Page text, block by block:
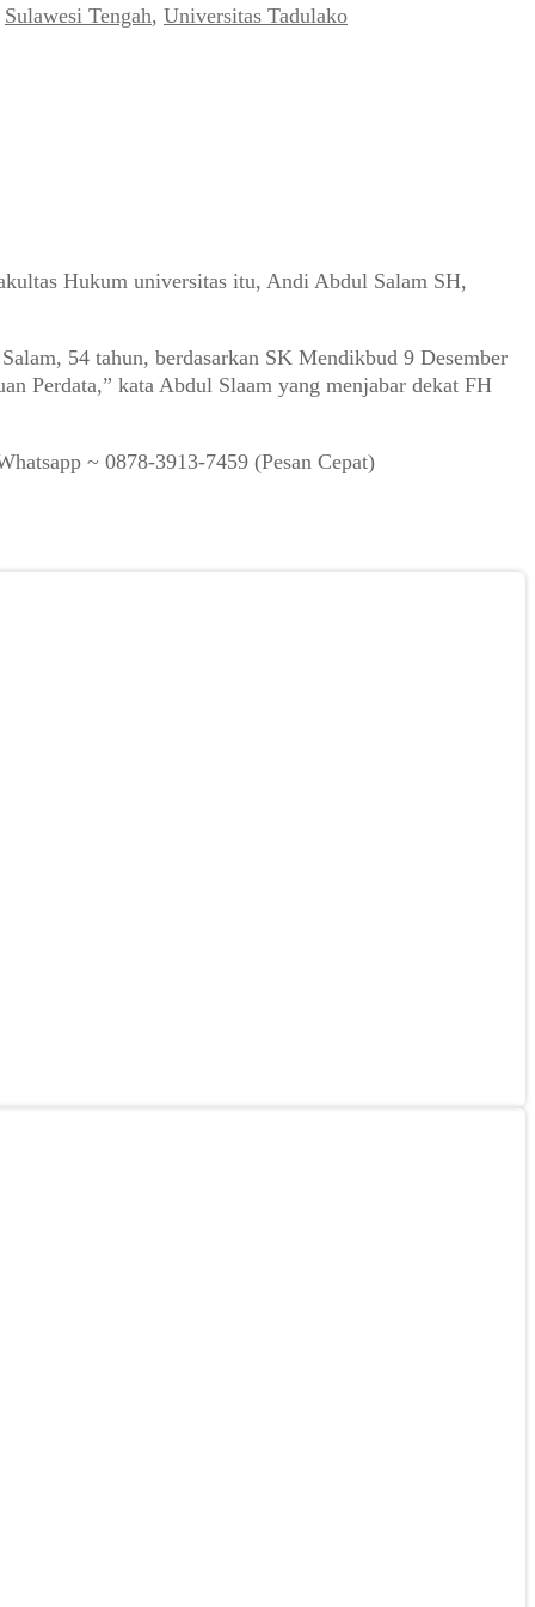
Sulawesi Tengah, Universitas Tadulako
Hukum universitas itu, Andi Abdul Salam SH,
54 tahun, berdasarkan SK Mendikbud 9 Desember
Perdata,” kata Abdul Slaam yang menjabar dekat FH
~ 0878-3913-7459 (Pesan Cepat)